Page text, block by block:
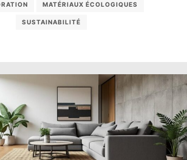
MATÉRIAUX ÉCOLOGIQUES
SUSTAINABILITÉ